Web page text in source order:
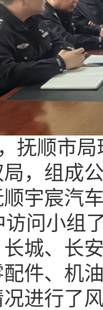
抚顺市
，组成
宇宸汽
访问小组
城、长
件、机
进行了